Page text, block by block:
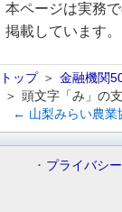
本ページは実務
掲載しています。
トップ 金融機関
頭文字「み」の
← 山梨みらい農業
プライバシ